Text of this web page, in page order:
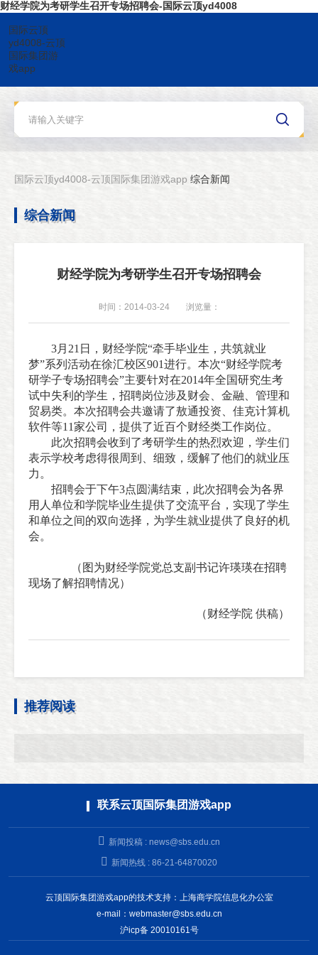
财经学院为考研学生召开专场招聘会-国际云顶yd4008
国际云顶
yd4008-云顶
国际集团游
戏app
国际云顶yd4008-云顶国际集团游戏app 综合新闻
综合新闻
财经学院为考研学生召开专场招聘会
时间：2014-03-24 浏览量：
3月21日，财经学院“牵手毕业生，共筑就业
梦”系列活动在徐汇校区901进行。本次“财经学院考
研学子专场招聘会”主要针对在2014年全国研究生考
试中失利的学生，招聘岗位涉及财会、金融、管理和
贸易类。本次招聘会共邀请了敖通投资、佳克计算机
软件等11家公司，提供了近百个财经类工作岗位。
此次招聘会收到了考研学生的热烈欢迎，学生们
表示学校考虑得很周到、细致，缓解了他们的就业压
力。
招聘会于下午3点圆满结束，此次招聘会为各界
用人单位和学院毕业生提供了交流平台，实现了学生
和单位之间的双向选择，为学生就业提供了良好的机
会。
（图为财经学院党总支副书记许瑛瑛在招聘
现场了解招聘情况）
（财经学院 供稿）
推荐阅读
联系云顶国际集团游戏app
新闻投稿 : news@sbs.edu.cn
新闻热线 : 86-21-64870020
云顶国际集团游戏app的技术支持：上海商学院信息化办公室
e-mail： webmaster@sbs.edu.cn
沪icp备 20010161号